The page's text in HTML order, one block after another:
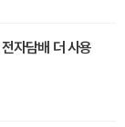
자담배 더 사용